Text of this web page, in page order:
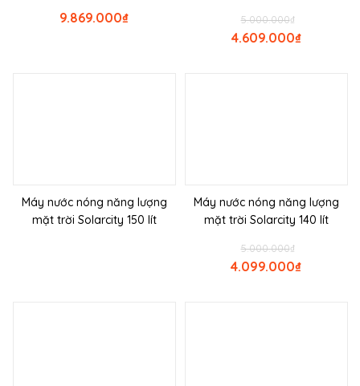
₫
9.869.000 ₫
5.000.000
₫
4.609.000
Máy nước nóng năng lượng
mặt trời Solarcity 150 lít
Máy nước nóng năng lượng
mặt trời Solarcity 140 lít
₫
5.000.000
₫
4.099.000